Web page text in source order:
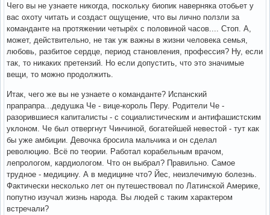
Чего вы не узнаете никогда, поскольку биопик наверняка отобьет у
вас охоту читать и создаст ощущение, что вы лично ползли за
команданте на протяжении четырёх с половиной часов.... Стоп. А,
может, действительно, не так уж важны в жизни человека семья,
любовь, разбитое сердце, период становления, профессия? Ну, если
так, то никаких претензий. Но если допустить, что это значимые
вещи, то можно продолжить.
Итак, чего же вы не узнаете о команданте? Испанский
прапрапра...дедушка Че - вице-король Перу. Родители Че -
разорившиеся капиталисты - с социалистическим и антифашистским
уклоном. Че был отвергнут Чинчиной, богатейшей невестой - тут как
бы уже амбиции. Девочка бросила мальчика и он сделал
революцию. Всё по теории. Работал корабельным врачом,
лепрологом, кардиологом. Что он выбрал? Правильно. Самое
трудное - медицину. А в медицине что? Йес, неизлечимую болезнь.
Фактически несколько лет он путешествовал по Латинской Америке,
попутно изучал жизнь народа. Вы людей с таким характером
встречали?